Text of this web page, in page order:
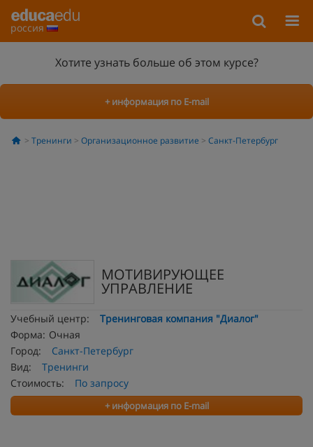
россия
Хотите узнать больше об этом курсе?
+ информация по E-mail
Тренинги Организационное развитие Санкт-Петербург
МОТИВИРУЮЩЕЕ
УПРАВЛЕНИЕ
Учебный центр:
Тренинговая компания "Диалог"
Форма: Очная
Город:
Санкт-Петербург
Вид:
Тренинги
Стоимость:
По запросу
+ информация по E-mail